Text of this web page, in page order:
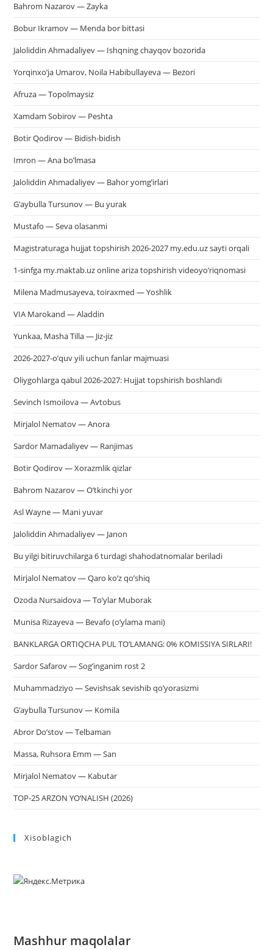
Bahrom Nazarov — Zayka
Bobur Ikramov — Menda bor bittasi
Jaloliddin Ahmadaliyev — Ishqning chayqov bozorida
Yorqinxo’ja Umarov, Noila Habibullayeva — Bezori
Afruza — Topolmaysiz
Xamdam Sobirov — Peshta
Botir Qodirov — Bidish-bidish
Imron — Ana bo’lmasa
Jaloliddin Ahmadaliyev — Bahor yomg’irlari
G’aybulla Tursunov — Bu yurak
Mustafo — Seva olasanmi
Magistraturaga hujjat topshirish 2026-2027 my.edu.uz sayti orqali
1-sinfga my.maktab.uz online ariza topshirish videoyo’riqnomasi
Milena Madmusayeva, toiraxmed — Yoshlik
VIA Marokand — Aladdin
Yunkaa, Masha Tilla — Jiz-jiz
2026-2027-o’quv yili uchun fanlar majmuasi
Oliygohlarga qabul 2026-2027: Hujjat topshirish boshlandi
Sevinch Ismoilova — Avtobus
Mirjalol Nematov — Anora
Sardor Mamadaliyev — Ranjimas
Botir Qodirov — Xorazmlik qizlar
Bahrom Nazarov — O’tkinchi yor
Asl Wayne — Mani yuvar
Jaloliddin Ahmadaliyev — Janon
Bu yilgi bitiruvchilarga 6 turdagi shahodatnomalar beriladi
Mirjalol Nematov — Qaro ko’z qo’shiq
Ozoda Nursaidova — To’ylar Muborak
Munisa Rizayeva — Bevafo (o’ylama mani)
BANKLARGA ORTIQCHA PUL TO‘LAMANG: 0% KOMISSIYA SIRLARI!
Sardor Safarov — Sog’inganim rost 2
Muhammadziyo — Sevishsak sevishib qo’yorasizmi
G’aybulla Tursunov — Komila
Abror Do’stov — Telbaman
Massa, Ruhsora Emm — San
Mirjalol Nematov — Kabutar
TOP-25 ARZON YO‘NALISH (2026)
Xisoblagich
Mashhur maqolalar